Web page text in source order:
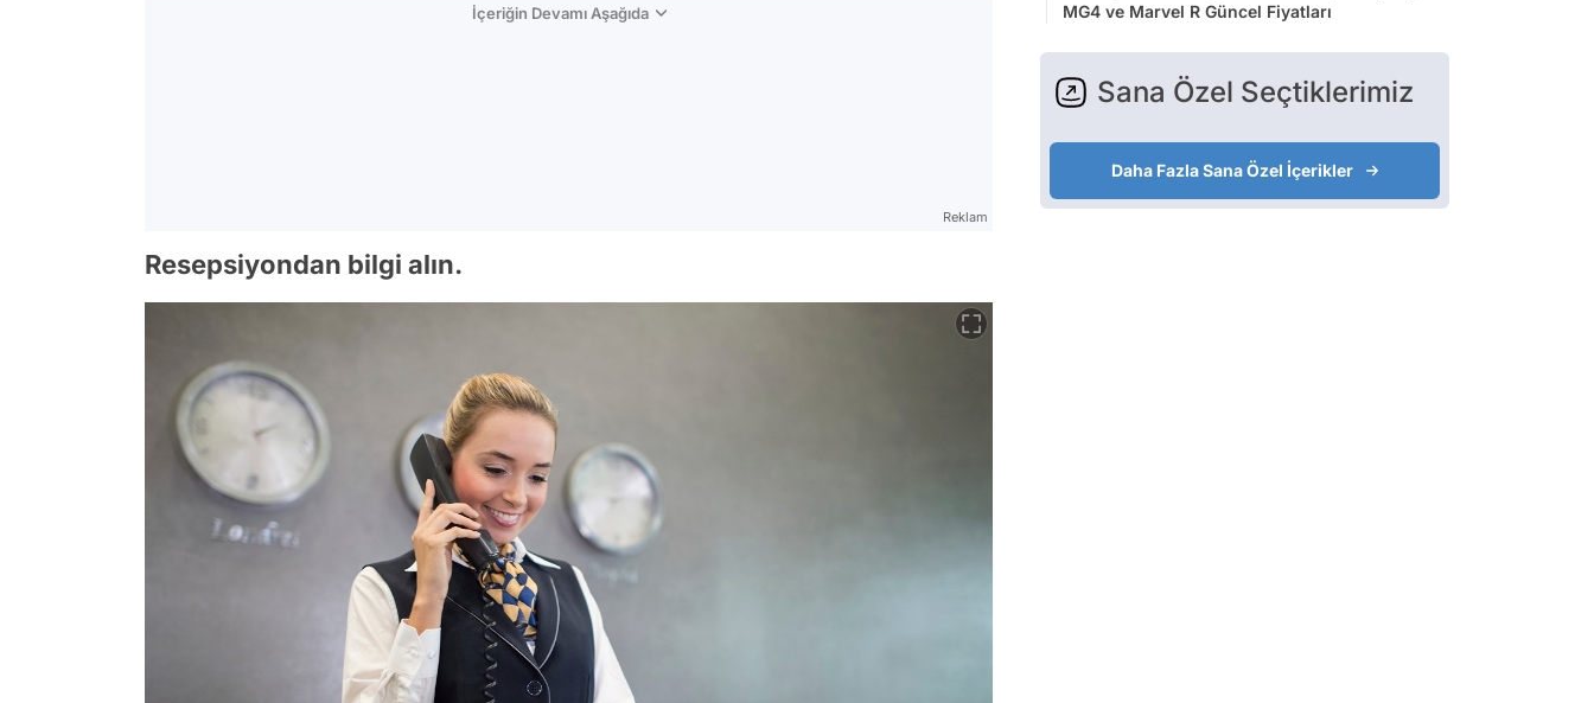
İçeriğin Devamı Aşağıda
Reklam
Resepsiyondan bilgi alın.
MG4 ve Marvel R Güncel Fiyatları
Sana Özel Seçtiklerimiz
Daha Fazla Sana Özel İçerikler